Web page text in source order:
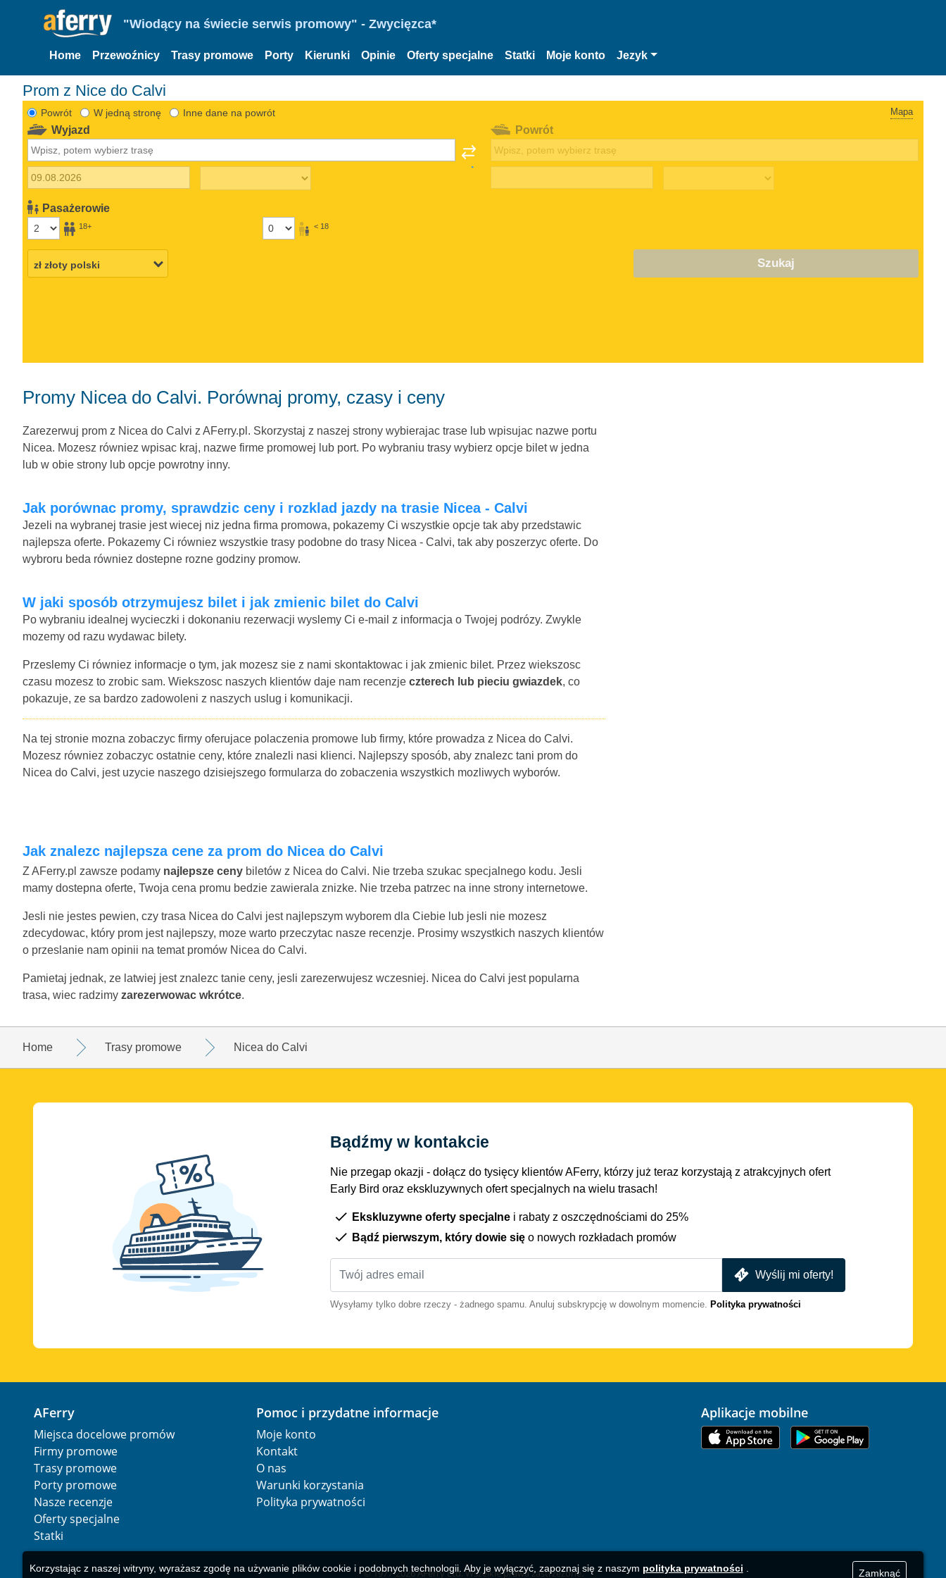
"Wiodący na świecie serwis promowy" - Zwycięzca*
Home Przewoźnicy Trasy promowe Porty Kierunki Opinie Oferty specjalne Statki Moje konto Jezyk
Prom z Nice do Calvi
Powrót W jedną stronę Inne dane na powrót Mapa
Wyjazd
Pasażerowie
18+ < 18
Powrót
Szukaj
Promy Nicea do Calvi. Porównaj promy, czasy i ceny
Zarezerwuj prom z Nicea do Calvi z AFerry.pl. Skorzystaj z naszej strony wybierajac trase lub wpisujac nazwe portu
Nicea. Mozesz równiez wpisac kraj, nazwe firme promowej lub port. Po wybraniu trasy wybierz opcje bilet w jedna
lub w obie strony lub opcje powrotny inny.
Jak porównac promy, sprawdzic ceny i rozklad jazdy na trasie Nicea - Calvi
Jezeli na wybranej trasie jest wiecej niz jedna firma promowa, pokazemy Ci wszystkie opcje tak aby przedstawic
najlepsza oferte. Pokazemy Ci równiez wszystkie trasy podobne do trasy Nicea - Calvi, tak aby poszerzyc oferte. Do
wybroru beda równiez dostepne rozne godziny promow.
W jaki sposób otrzymujesz bilet i jak zmienic bilet do Calvi
Po wybraniu idealnej wycieczki i dokonaniu rezerwacji wyslemy Ci e-mail z informacja o Twojej podrózy. Zwykle
mozemy od razu wydawac bilety.
Przeslemy Ci równiez informacje o tym, jak mozesz sie z nami skontaktowac i jak zmienic bilet. Przez wiekszosc
czasu mozesz to zrobic sam. Wiekszosc naszych klientów daje nam recenzje czterech lub pieciu gwiazdek, co
pokazuje, ze sa bardzo zadowoleni z naszych uslug i komunikacji.
Na tej stronie mozna zobaczyc firmy oferujace polaczenia promowe lub firmy, które prowadza z Nicea do Calvi.
Mozesz równiez zobaczyc ostatnie ceny, które znalezli nasi klienci. Najlepszy sposób, aby znalezc tani prom do
Nicea do Calvi, jest uzycie naszego dzisiejszego formularza do zobaczenia wszystkich mozliwych wyborów.
Jak znalezc najlepsza cene za prom do Nicea do Calvi
Z AFerry.pl zawsze podamy najlepsze ceny biletów z Nicea do Calvi. Nie trzeba szukac specjalnego kodu. Jesli
mamy dostepna oferte, Twoja cena promu bedzie zawierala znizke. Nie trzeba patrzec na inne strony internetowe.
Jesli nie jestes pewien, czy trasa Nicea do Calvi jest najlepszym wyborem dla Ciebie lub jesli nie mozesz
zdecydowac, który prom jest najlepszy, moze warto przeczytac nasze recenzje. Prosimy wszystkich naszych klientów
o przeslanie nam opinii na temat promów Nicea do Calvi.
Pamietaj jednak, ze latwiej jest znalezc tanie ceny, jesli zarezerwujesz wczesniej. Nicea do Calvi jest popularna
trasa, wiec radzimy zarezerwowac wkrótce.
Home Trasy promowe Nicea do Calvi
Bądźmy w kontakcie
Nie przegap okazji - dołącz do tysięcy klientów AFerry, którzy już teraz korzystają z atrakcyjnych ofert
Early Bird oraz ekskluzywnych ofert specjalnych na wielu trasach!
Ekskluzywne oferty specjalne i rabaty z oszczędnościami do 25%
Bądź pierwszym, który dowie się o nowych rozkładach promów
Wyślij mi oferty!
Wysyłamy tylko dobre rzeczy - żadnego spamu. Anuluj subskrypcję w dowolnym momencie. Polityka prywatności
AFerry
Miejsca docelowe promów
Firmy promowe
Trasy promowe
Porty promowe
Nasze recenzje
Oferty specjalne
Statki
Pomoc i przydatne informacje
Moje konto
Kontakt
O nas
Warunki korzystania
Polityka prywatności
Aplikacje mobilne
© 1977-2026AFerry Ltd. Wszelkie prawa zastrzeżone.
Korzystając z naszej witryny, wyrażasz zgodę na używanie plików cookie i podobnych technologii. Aby je wyłączyć, zapoznaj się z naszym polityka prywatności . Zamknąć